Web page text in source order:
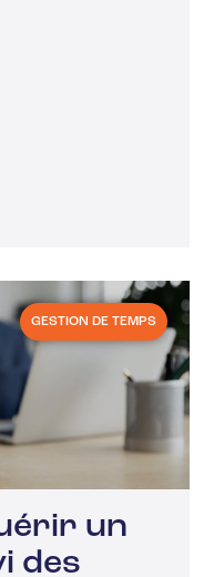
GESTION DE TEMPS
un
des